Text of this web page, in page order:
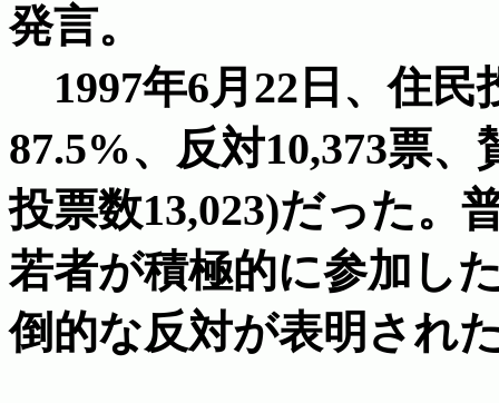
発言。
1997年6月22日、住民
87.5%、反対10,373票、
投票数13,023)だった。
若者が積極的に参加し
倒的な反対が表明され